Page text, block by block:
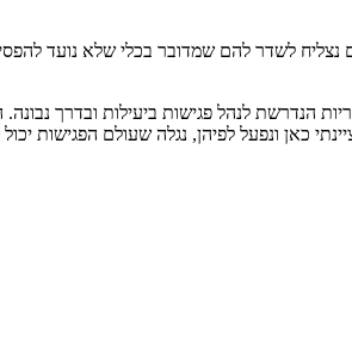
נצליח לשדר להם שמדובר בכלי שלא נועד
הנדרשת לנהל פגישות ביעילות ובדרך
ונפעל לפיהן, נגלה שעולם הפגישות יכול